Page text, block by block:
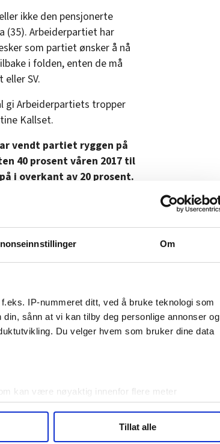
Om
IP-nummeret ditt, ved å bruke teknologi som
sånn at vi kan tilby deg personlige annonser og
Du velger hvem som bruker dine data
kan være nøyaktig innenfor flere meter
(fingeravtrykk)
og hvordan du kan velge hvordan de skal brukes.
Tillat alle
ikke den pensjonerte
(35). Arbeiderpartiet har
som partiet ønsker å nå
i folden, enten de må
SV.
gi Arbeiderpartiets tropper
Kallset.
vendt partiet ryggen på
40 prosent våren 2017 til
i overkant av 20 prosent.
mot gamle høyder, skal
selv. Da måtte vi rett og slett
og noen litt mindre: